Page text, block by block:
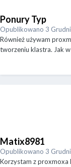
Ponury Typ
Opublikowano 3
Również używam
tworzeniu klastra. Jak
Matix8981
Opublikowano 3
Korzystam z proxmoxa